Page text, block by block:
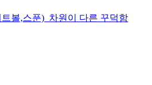
볼,스푼)_차원이 다른 꾸덕함